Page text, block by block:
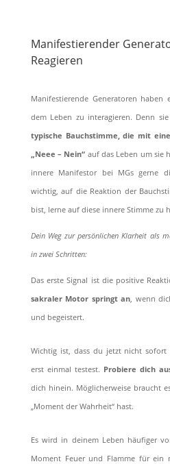
Manifestierender
Reagieren
Manifestierende Generatoren haben
dem Leben zu interagieren. Denn
typische Bauchstimme, die mit
„Neee – Nein“ auf das Leben um sie
innere Manifestor bei MGs gerne
wichtig, auf die Reaktion der
bist, lerne auf diese innere Stimme zu
Dein Weg zur persönlichen Klarheit als
in zwei Schritten:
Das erste Signal ist die positive
sakraler Motor springt an , wenn
und begeistert.
Wichtig ist, dass du jetzt nicht sofort
erst einmal testest. Probiere dich
dich hinein. Möglicherweise braucht
„Moment der Wahrheit“ hast.
Es wird in deinem Leben häufiger
Moment Feuer und Flamme für ein